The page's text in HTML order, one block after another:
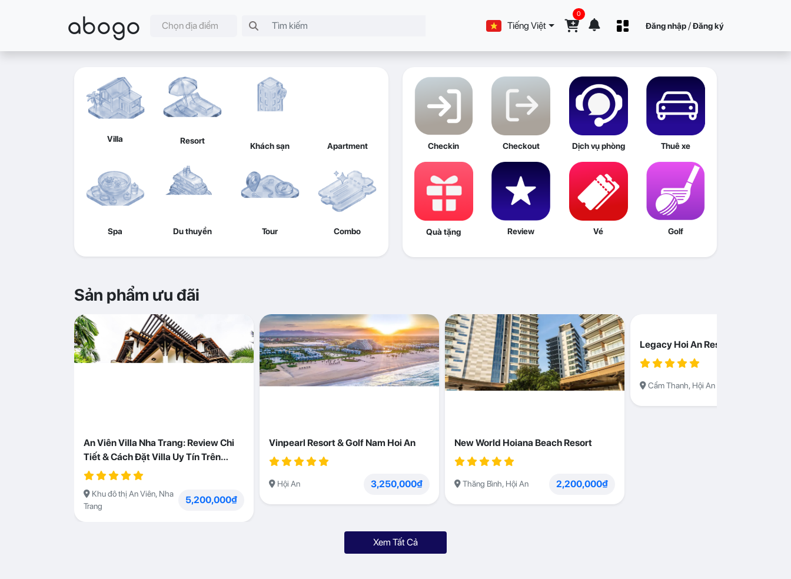
abogo Chọn địa điểm Tiếng Việt
0
Đăng nhập /Đăng ký
Villa Resort
Khách sạn Apartment
Spa Du thuyền Tour Combo
Checkin Checkout Dịch vụ phòng Thuê xe
Quà tặng Review Vé Golf
Sản phẩm ưu đãi
An Viên Villa Nha Trang: Review Chi
Tiết & Cách Đặt Villa Uy Tín Trên
Abogo
Khu đô thị An Viên, Nha
Trang
5,200,000₫
Vinpearl Resort & Golf Nam Hoi An
Hội An 3,250,000₫
New World Hoiana Beach Resort
Thăng Bình, Hội An 2,200,000₫
Legacy Hoi An Resort
Cẩm Thanh, Hội An
Xem Tất Cả